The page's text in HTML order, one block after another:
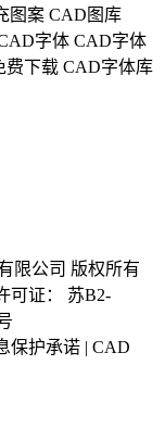
图案 CAD图库
字体 CAD字体
费下载 CAD字体库
限公司 版权所有
可证： 苏B2-
保护承诺 | CAD